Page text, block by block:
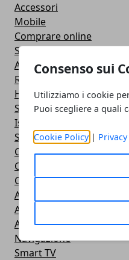
Consenso sui
Utilizziamo i cookie
Puoi scegliere a quali
Cookie Policy|
Accessori
Mobile
Comprare online
Social Network
Applicazioni
Rete
Hardware
Sviluppo Web
Istruzione
Streaming
Cloud
Casa e fai da te
Cuffie e Auricolari
Altoparlanti
Action Camera
Android
Navigazione
Smart TV